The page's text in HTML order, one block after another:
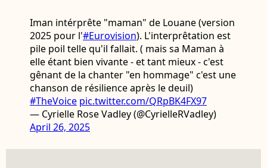
Iman intérprête "maman" de Louane (version
2025 pour l'#Eurovision). L'interprêtation est
pile poil telle qu'il fallait. ( mais sa Maman à
elle étant bien vivante - et tant mieux - c'est
gênant de la chanter "en hommage" c'est une
chanson de résilience après le deuil)
#TheVoice pic.twitter.com/QRpBK4FX97
— Cyrielle Rose Vadley (@CyrielleRVadley)
April 26, 2025